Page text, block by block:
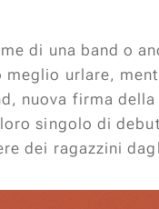
di una band o
meglio urlare,
nuova firma
singolo di
dei ragazzini